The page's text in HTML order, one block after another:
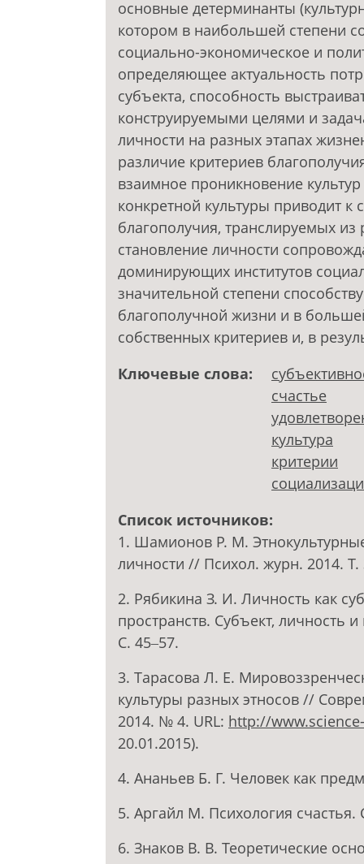
основные детерминанты
котором в наибольшей степени
социально-экономическое и
определяющее актуальность
субъекта, способность
конструируемыми целями и
личности на разных этапах
различие критериев
взаимное проникновение
конкретной культуры приводит
благополучия, транслируемых
становление личности
доминирующих институтов
значительной степени
благополучной жизни и в
собственных критериев и, в
Ключевые слова:
счастье
культура
критерии
Список источников:
1. Шамионов Р. М.
личности // Психол. журн. 2014.
2. Рябикина З. И. Личность как
пространств. Субъект, личность
С. 45‒57.
3. Тарасова Л. Е.
культуры разных этносов //
2014. № 4. URL: http://
20.01.2015).
4. Ананьев Б. Г. Человек как
5. Аргайл М. Психология счастья.
6. Знаков В. В. Теоретические